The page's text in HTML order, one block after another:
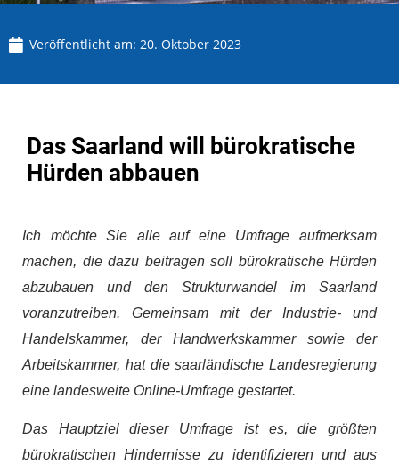
Veröffentlicht am: 20. Oktober 2023
Das Saarland will bürokratische
Hürden abbauen
Ich möchte Sie alle auf eine Umfrage aufmerksam
machen, die dazu beitragen soll bürokratische Hürden
abzubauen und den Strukturwandel im Saarland
voranzutreiben. Gemeinsam mit der Industrie- und
Handelskammer, der Handwerkskammer sowie der
Arbeitskammer, hat die saarländische Landesregierung
eine landesweite Online-Umfrage gestartet.
Das Hauptziel dieser Umfrage ist es, die größten
bürokratischen Hindernisse zu identifizieren und aus